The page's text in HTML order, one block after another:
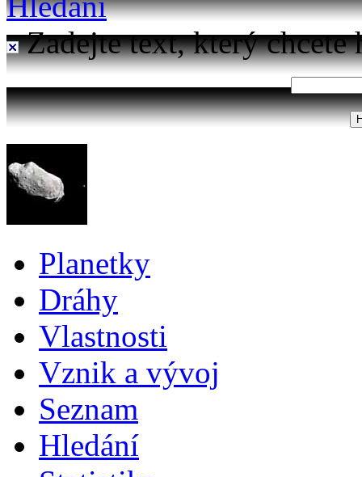
Zadejte text, který chcete
Planetky
Dráhy
Vlastnosti
Vznik a vývoj
Seznam
Hledání